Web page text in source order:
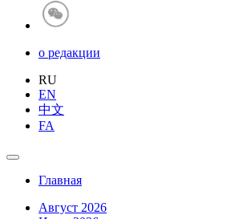
о редакции
RU
EN
中文
FA
Главная
Август 2026